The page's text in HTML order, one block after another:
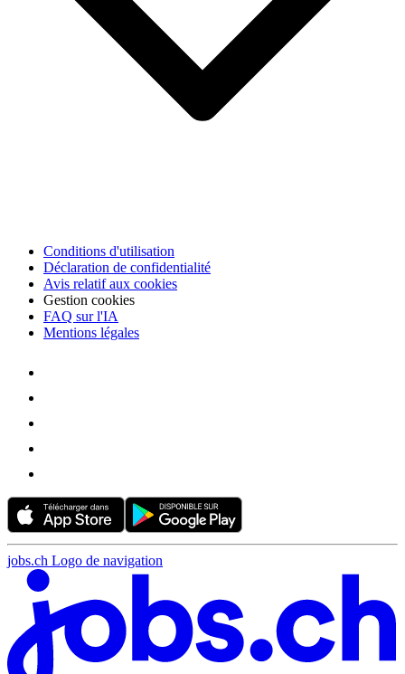
Conditions d'utilisation
Déclaration de confidentialité
Avis relatif aux cookies
Gestion cookies
FAQ sur l'IA
Mentions légales
jobs.ch Logo de navigation